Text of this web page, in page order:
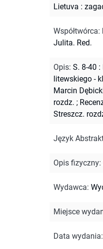
Lietuva :
Współtwórca:
Julita. Red.
Opis: S. 8-40
litewskiego -
Marcin
rozdz. ;
Streszcz.
Język
Opis fizyczny:
Wydawca:
Miejsce
Data wydania: